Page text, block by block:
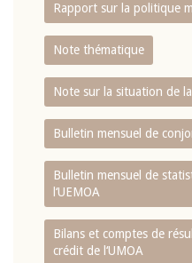
Rapport sur la politique
Note thématique
Note sur la situation de
Bulletin mensuel de
Bulletin mensuel de
l‘UEMOA
Bilans et comptes de
crédit de l‘UMOA